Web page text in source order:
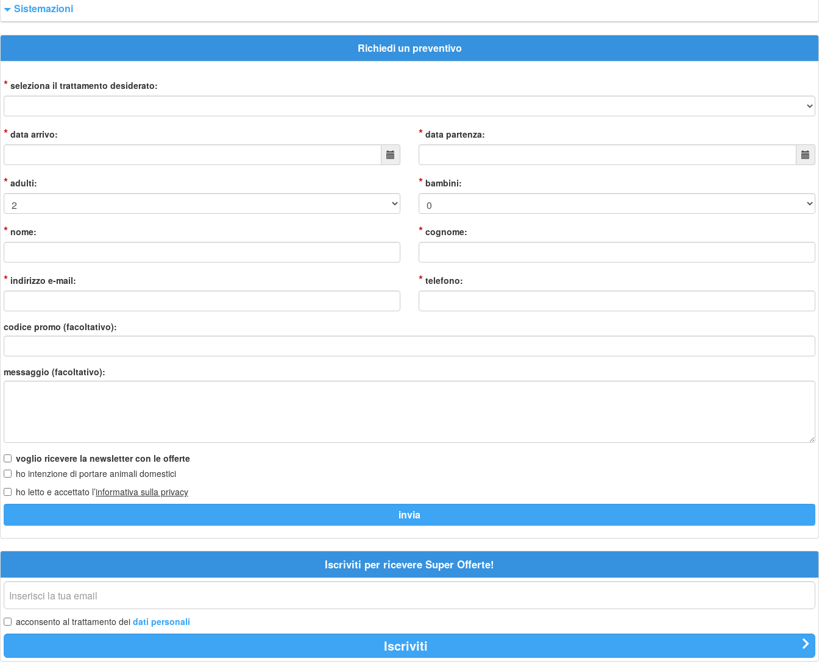
Sistemazioni
Richiedi un preventivo
* seleziona il trattamento desiderato:
* data arrivo: * data partenza:
* adulti: * bambini:
* nome: * cognome:
* indirizzo e-mail: * telefono:
codice promo (facoltativo):
messaggio (facoltativo):
voglio ricevere la newsletter con le offerte
ho intenzione di portare animali domestici
ho letto e accettato l’informativa sulla privacy
Iscriviti per ricevere Super Offerte!
La
tua
email
acconsento al trattamento dei dati personali
Iscriviti